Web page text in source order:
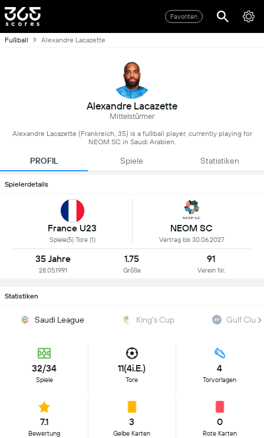
Favoriten
Fußball Alexandre Lacazette
Alexandre Lacazette
Mittelstürmer
Alexandre Lacazette (Frankreich, 35) is a fußball player, currently playing for
NEOM SC in Saudi Arabien.
PROFIL Spiele Statistiken
Spielerdetails
France U23
Spiele(5) Tore (1)
NEOM SC
Vertrag bis 30.06.2027
35 Jahre
28.05.1991
1.75
Größe
91
Verein Nr.
Statistiken
Saudi League King's Cup Gulf Club
32/34
Spiele
11(4i.E.)
Tore
4
Torvorlagen
7.1
Bewertung
3
Gelbe Karten
0
Rote Karten